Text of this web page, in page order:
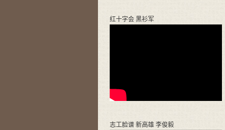
红十字会 黑衫军
志工脸谱 新高雄 李俊毅